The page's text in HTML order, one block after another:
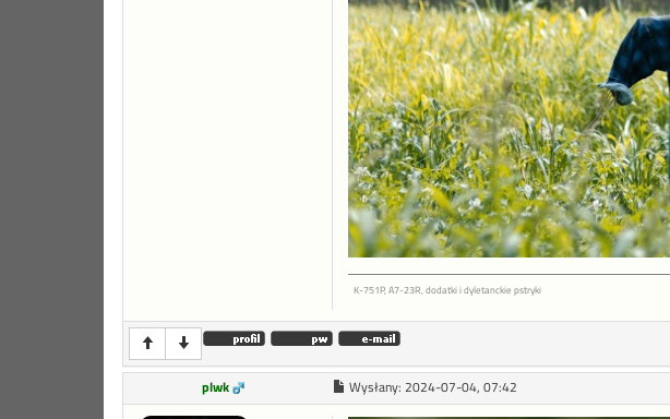
K-751P, A7-23R, dodatki i dyletanckie pstryki
plwk Wysłany: 2024-07-04, 07:42